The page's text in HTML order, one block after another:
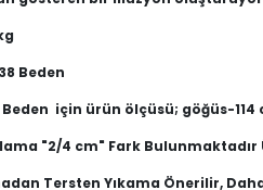
Beden
için ürün ölçüsü; göğüs-114
"2/4 cm" Fark Bulunmaktadır
Tersten Yıkama Önerilir,